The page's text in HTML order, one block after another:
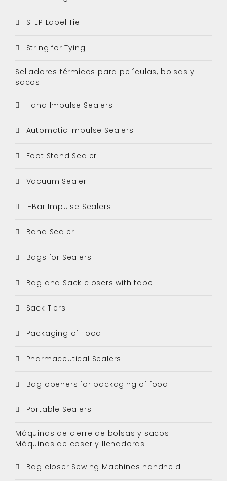
STEP Label Tie
String for Tying
Selladores térmicos para películas, bolsas y
sacos
Hand Impulse Sealers
Automatic Impulse Sealers
Foot Stand Sealer
Vacuum Sealer
I-Bar Impulse Sealers
Band Sealer
Bags for Sealers
Bag and Sack closers with tape
Sack Tiers
Packaging of Food
Pharmaceutical Sealers
Bag openers for packaging of food
Portable Sealers
Máquinas de cierre de bolsas y sacos -
Máquinas de coser y llenadoras
Bag closer Sewing Machines handheld